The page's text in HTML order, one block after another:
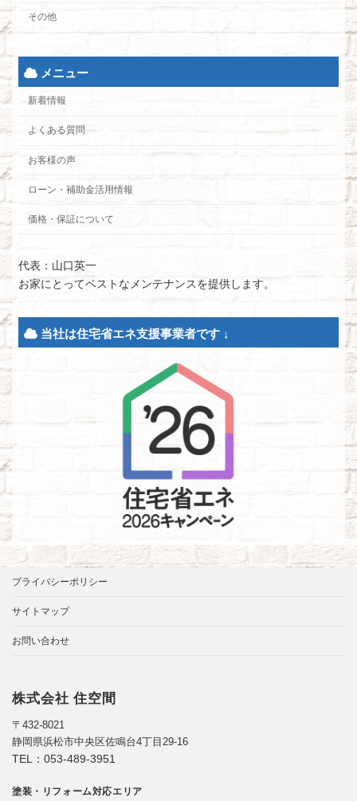
その他
メニュー
新着情報
よくある質問
お客様の声
ローン・補助金活用情報
価格・保証について
代表：山口英一
お家にとってベストなメンテナンスを提供します。
当社は住宅省エネ支援事業者です ↓
プライバシーポリシー
サイトマップ
お問い合わせ
株式会社 住空間
〒432-8021
静岡県浜松市中央区佐鳴台4丁目29-16
TEL： 053-489-3951
塗装・リフォーム対応エリア